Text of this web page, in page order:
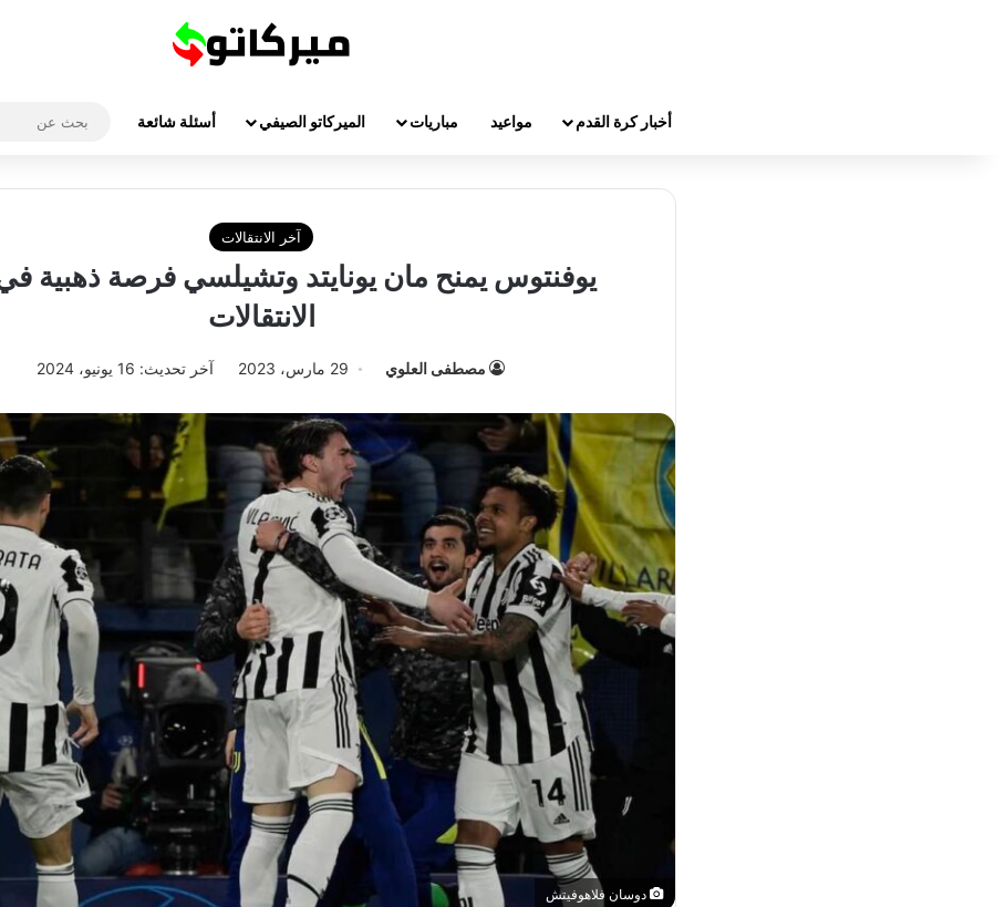
أخبار كرة القدم مواعيد مباريات الميركاتو الصيفي أسئلة شائعة
آخر الانتقالات
يوفنتوس يمنح مان يونايتد وتشيلسي فرصة ذهبية
الانتقالات
مصطفى العلوي 29 مارس، 2023 آخر تحديث: 16 يونيو، 2024
دوسان فلاهوفيتش